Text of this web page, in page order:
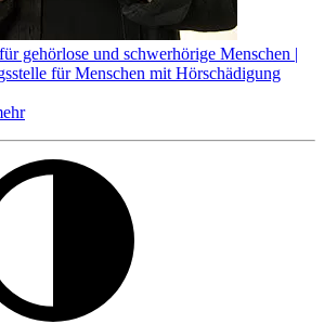
gehörlose und schwerhörige Menschen |
für Menschen mit Hörschädigung